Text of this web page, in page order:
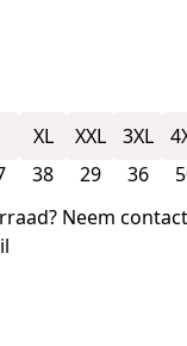
XL
38
XXL
29
3XL
36
Neem